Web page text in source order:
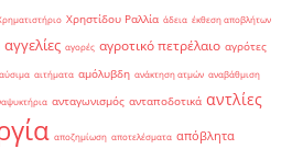
Χρηστίδου Ραλλία άδεια έκθεση αποβλήτων
αγγελίες αγορές αγροτικό πετρέλαιο αγρότες
αιτήματα αμόλυβδη ανάκτηση ατμών αναβάθμιση
ανταγωνισμός ανταποδοτικά αντλίες
αποζημίωση αποτελέσματα απόβλητα